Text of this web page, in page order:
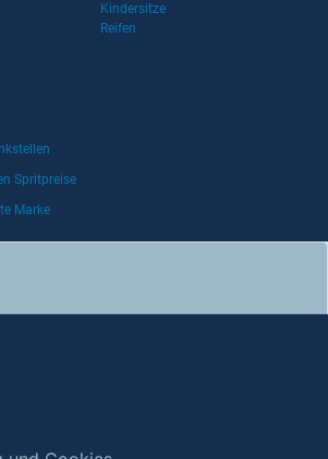
Kindersitze
Reifen
Spritpreise
Marke